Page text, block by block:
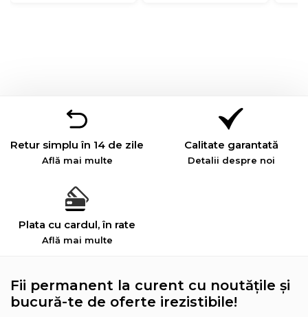
Suport ortopedic
Confort termic
Durabilitate
Calitate
Indicata pentru toate pozitiile de dormit: pe spate,
pe lateral si pe stomac
Retur simplu în 14 de zile
Află mai multe
Calitate garantată
Detalii despre noi
Plata cu cardul, în rate
Află mai multe
Fii permanent la curent cu noutățile și
bucură-te de oferte irezistibile!